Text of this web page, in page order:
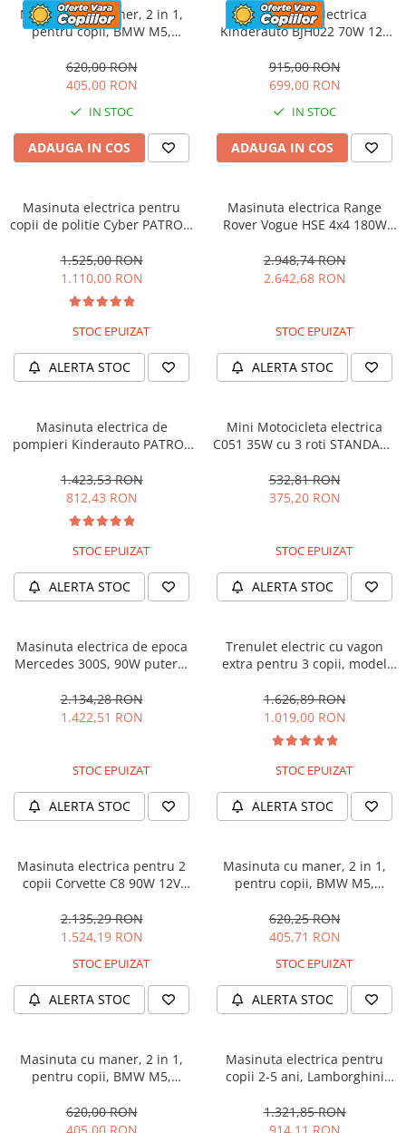
Masinuta cu maner, 2 in 1,
pentru copii, BMW M5,
620,00 RON
405,00 RON
IN STOC
ADAUGA IN COS
Motocicleta electrica
Kinderauto BJH022 70W 12V
culoare Rosie
915,00 RON
699,00 RON
IN STOC
ADAUGA IN COS
Masinuta electrica pentru
copii de politie Cyber PATROL,
90W, 12V, Black & White
1.525,00 RON
1.110,00 RON
STOC EPUIZAT
ALERTA STOC
Masinuta electrica Range
Rover Vogue HSE 4x4 180W
2.948,74 RON
2.642,68 RON
STOC EPUIZAT
ALERTA STOC
Masinuta electrica de
pompieri Kinderauto PATROL
1.423,53 RON
812,43 RON
STOC EPUIZAT
ALERTA STOC
Mini Motocicleta electrica
C051 35W cu 3 roti STANDARD
532,81 RON
375,20 RON
STOC EPUIZAT
ALERTA STOC
Masinuta electrica de epoca
Mercedes 300S, 90W putere,
2.134,28 RON
1.422,51 RON
STOC EPUIZAT
ALERTA STOC
Trenulet electric cu vagon
extra pentru 3 copii, model
music player, albastru
1.626,89 RON
1.019,00 RON
STOC EPUIZAT
ALERTA STOC
Masinuta electrica pentru 2
copii Corvette C8 90W 12V
2.135,29 RON
1.524,19 RON
STOC EPUIZAT
ALERTA STOC
Masinuta cu maner, 2 in 1,
pentru copii, BMW M5,
620,25 RON
405,71 RON
STOC EPUIZAT
ALERTA STOC
Masinuta cu maner, 2 in 1,
pentru copii, BMW M5,
620,00 RON
405,00 RON
Masinuta electrica pentru
copii 2-5 ani, Lamborghini
12V, galbena
1.321,85 RON
914,11 RON